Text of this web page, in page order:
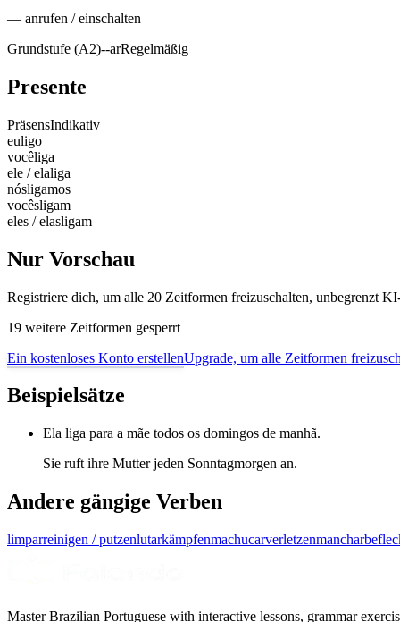
— anrufen / einschalten
Grundstufe (A2)--arRegelmäßig
Presente
PräsensIndikativ
euligo
vocêliga
ele / elaliga
nósligamos
vocêsligam
eles / elasligam
Nur Vorschau
Registriere dich, um alle 20 Zeitformen freizuschalten, unbegrenzt
19 weitere Zeitformen gesperrt
Ein kostenloses Konto erstellenUpgrade, um alle Zeitformen
Beispielsätze
Ela liga para a mãe todos os domingos de manhã.
Sie ruft ihre Mutter jeden Sonntagmorgen an.
Andere gängige Verben
limparreinigen / putzenlutarkämpfenmachucarverletzenmanchar
Master Brazilian Portuguese with interactive lessons, grammar